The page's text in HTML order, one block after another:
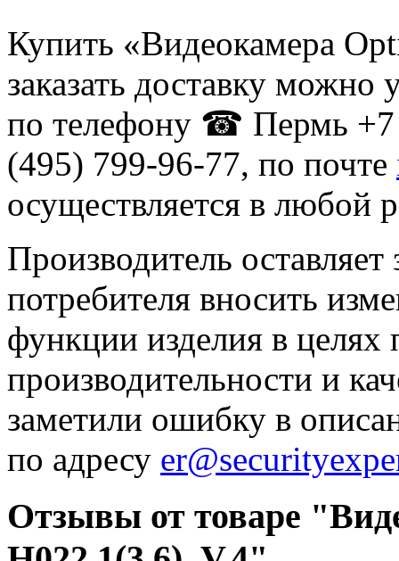
Купить «Видеокамера
заказать доставку
по телефону ☎ Пермь
(495) 799-96-77, по почте
осуществляется в любой
Производитель
потребителя вносить
функции изделия в
производительности и
заметили ошибку в
по адресу
Отзывы от товаре